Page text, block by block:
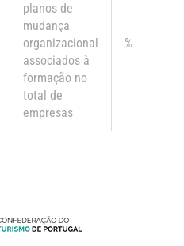
planos de
mudança
organizacional
associados à
formação no
total de
empresas
%